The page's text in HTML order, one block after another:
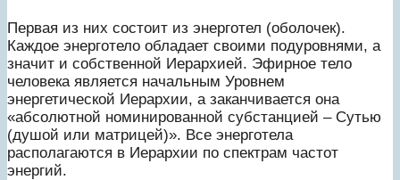
Первая из них состоит из энерготел (оболочек).
Каждое энерготело обладает своими подуровнями, а
значит и собственной Иерархией. Эфирное тело
человека является начальным Уровнем
энергетической Иерархии, а заканчивается она
«абсолютной номинированной субстанцией – Сутью
(душой или матрицей)». Все энерготела
располагаются в Иерархии по спектрам частот
энергий.